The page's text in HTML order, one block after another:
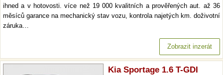
ihned a v hotovosti. více než 19 000 kvalitních a prověřených aut. až 36
měsíců garance na mechanický stav vozu, kontrola najetých km. doživotní
záruka…
Zobrazit inzerát
Kia Sportage 1.6 T-GDI